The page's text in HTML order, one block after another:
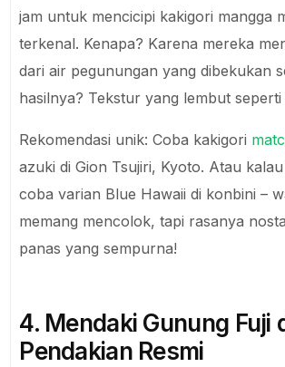
jam untuk mencicipi kakigori mangga
terkenal. Kenapa? Karena mereka
dari air pegunungan yang dibekukan
hasilnya? Tekstur yang lembut seperti
Rekomendasi unik: Coba kakigori
azuki di Gion Tsujiri, Kyoto. Atau
coba varian Blue Hawaii di konbini –
memang mencolok, tapi rasanya
panas yang sempurna!
4. Mendaki Gunung Fuji
Pendakian Resmi